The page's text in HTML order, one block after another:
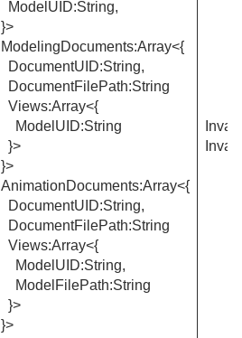
ModelUID:String,
}>
ModelingDocuments:Array<{
DocumentUID:String,
DocumentFilePath:String
Views:Array<{
ModelUID:String
}>
}>
AnimationDocuments:Array<{
DocumentUID:String,
DocumentFilePath:String
Views:Array<{
ModelUID:String,
ModelFilePath:String
}>
}>